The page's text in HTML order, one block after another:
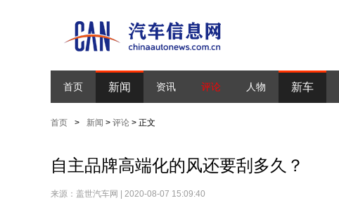
首页 新闻 资讯 评论 人物 新车
首页 > 新闻 > 评论 > 正文
自主品牌高端化的风还要刮多久？
来源：盖世汽车网 | 2020-08-07 15:09:40